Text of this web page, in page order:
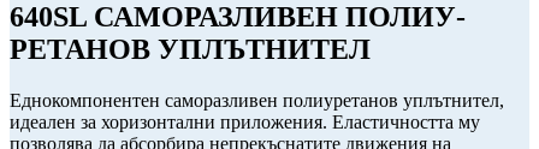
640SL САМОРАЗЛИВЕН ПОЛИУ-
РЕТАНОВ УПЛЪТНИТЕЛ
Еднокомпонентен саморазливен полиуретанов уплътнител,
идеален за хоризонтални приложения. Еластичността му
позволява да абсорбира непрекъснатите движения на